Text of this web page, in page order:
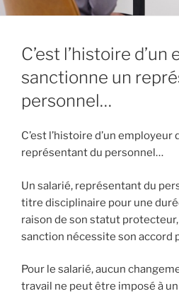
C’est l’histoire
sanctionne un
personnel…
C’est l’histoire d’un
représentant du personnel…
Un salarié, représentant du
titre disciplinaire pour une
raison de son statut
sanction nécessite son accord
Pour le salarié, aucun
travail ne peut être imposé à